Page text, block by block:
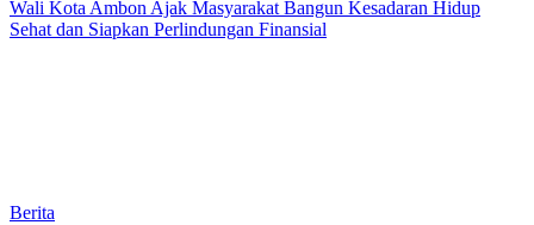
Wali Kota Ambon Ajak Masyarakat Bangun Kesadaran Hidup
Sehat dan Siapkan Perlindungan Finansial
Berita